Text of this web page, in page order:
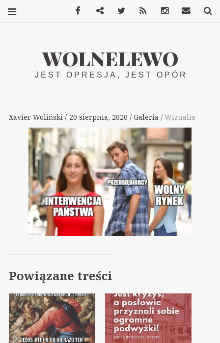
WOLNELEWO
JEST OPRESJA, JEST OPÓR
Xavier Woliński 20 sierpnia, 2020 Galeria Wizualia
Powiązane treści
FacebookMastodonTwitter InstagramKontakt